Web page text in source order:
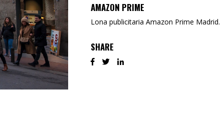
AMAZON PRIME
Lona publicitaria Amazon Prime Madrid.
SHARE